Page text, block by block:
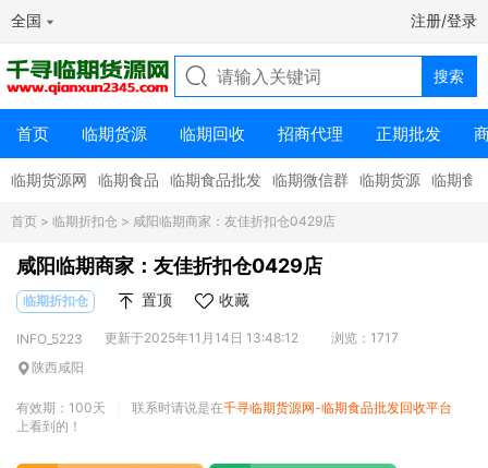
全国 注册/登录
首页 临期货源 临期回收 招商代理 正期批发
临期货源网 临期食品 临期食品批发 临期微信群 临期货源 临期食
首页 > 临期折扣仓 > 咸阳临期商家：友佳折扣仓0429店
咸阳临期商家：友佳折扣仓0429店
临期折扣仓 置顶 收藏
INFO_5223 更新于2025年11月14日 13:48:12
浏览：1717
陕西咸阳
有效期：100天 联系时请说是在千寻临期货源网-临期食品批发回收平台
上看到的！